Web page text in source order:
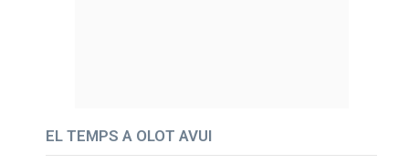
EL TEMPS A OLOT AVUI